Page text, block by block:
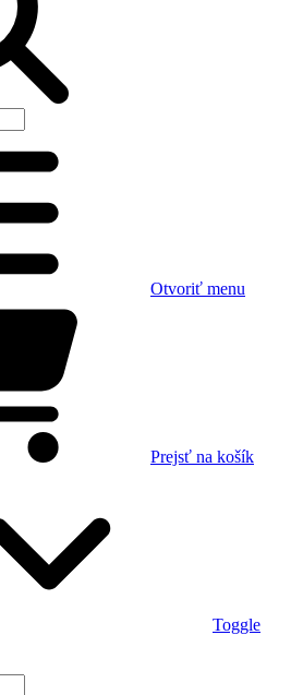
Otvoriť menu
Prejsť na košík
Toggle